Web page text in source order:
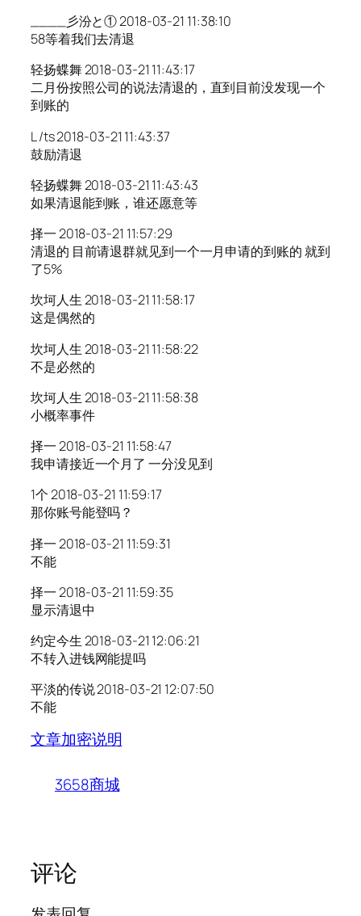
____彡汾と① 2018-03-21 11:38:10
58等着我们去清退
轻扬蝶舞 2018-03-21 11:43:17
二月份按照公司的说法清退的，直到目前没发现一个
到账的
L /ts 2018-03-21 11:43:37
鼓励清退
轻扬蝶舞 2018-03-21 11:43:43
如果清退能到账，谁还愿意等
择一 2018-03-21 11:57:29
清退的 目前请退群就见到一个一月申请的到账的 就到
了5%
坎坷人生 2018-03-21 11:58:17
这是偶然的
坎坷人生 2018-03-21 11:58:22
不是必然的
坎坷人生 2018-03-21 11:58:38
小概率事件
择一 2018-03-21 11:58:47
我申请接近一个月了 一分没见到
1个 2018-03-21 11:59:17
那你账号能登吗？
择一 2018-03-21 11:59:31
不能
择一 2018-03-21 11:59:35
显示清退中
约定今生 2018-03-21 12:06:21
不转入进钱网能提吗
平淡的传说 2018-03-21 12:07:50
不能
文章加密说明
3658商城
评论